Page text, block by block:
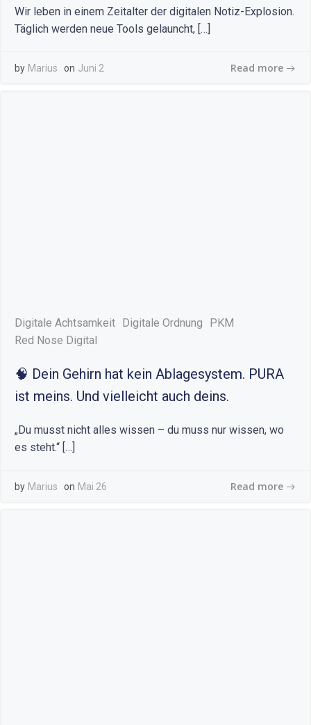
Wir leben in einem Zeitalter der digitalen Notiz-Explosion.
Täglich werden neue Tools gelauncht, […]
by Marius on Juni 2 Read more
Digitale Achtsamkeit Digitale Ordnung
PKM
Red Nose Digital
🧠 Dein Gehirn hat kein Ablagesystem. PURA
ist meins. Und vielleicht auch deins.
„Du musst nicht alles wissen – du muss nur wissen, wo
es steht.“ […]
by Marius on Mai 26 Read more